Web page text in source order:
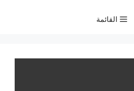
القائمة